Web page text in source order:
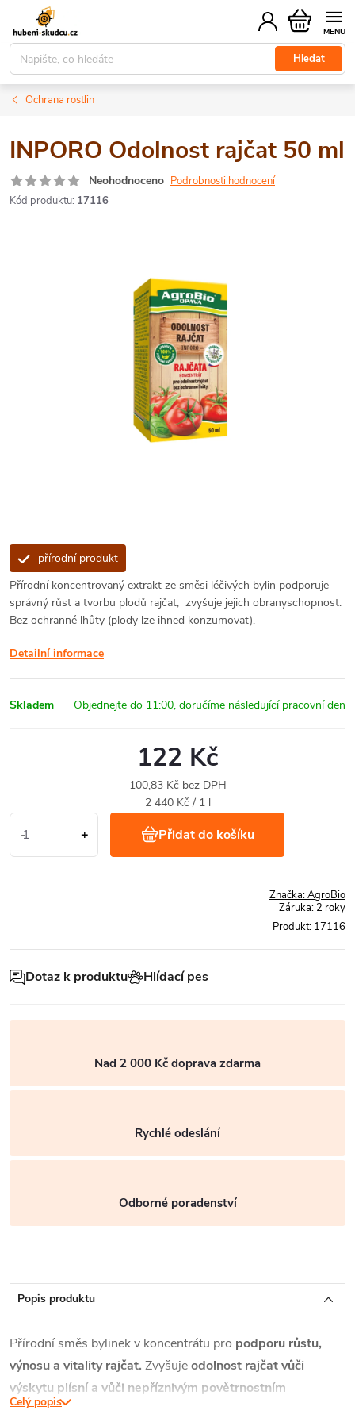
obsah
Hledat
Nákupní
košík
Ochrana rostlin
INPORO Odolnost rajčat 50 ml
Neohodnoceno Podrobnosti hodnocení
Kód produktu: 17116
přírodní produkt
Přírodní koncentrovaný extrakt ze směsi léčivých bylin podporuje
správný růst a tvorbu plodů rajčat, zvyšuje jejich obranyschopnost.
Bez ochranné lhůty (plody lze ihned konzumovat).
Detailní informace
Skladem
122 Kč
100,83 Kč bez DPH
Měrná
2 440 Kč / 1 l
Přidat do košíku
Značka:AgroBio
Záruka: 2 roky
Produkt: 17116
Dotaz k produktu Hlídací pes
Nad 2 000 Kč doprava zdarma
Rychlé odeslání
Odborné poradenství
Popis produktu
Přírodní směs bylinek v koncentrátu pro podporu růstu,
výnosu a vitality rajčat. Zvyšujeodolnost rajčat vůči
výskytu plísní a vůči nepříznivým povětrnostním
podmínkám.
Celý popis